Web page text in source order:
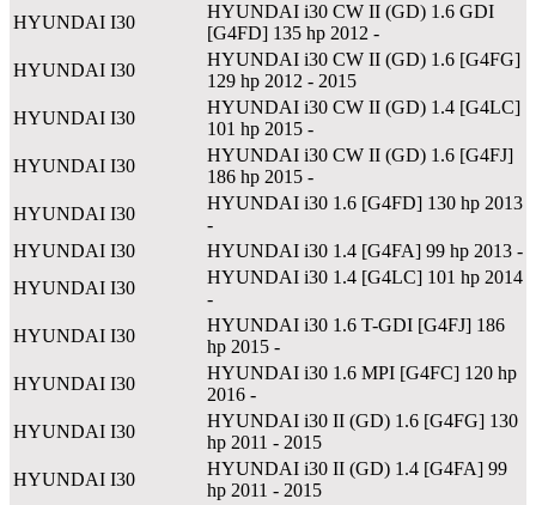
HYUNDAI I30
HYUNDAI i30 CW II (GD) 1.6 GDI
[G4FD] 135 hp 2012 -
HYUNDAI I30
HYUNDAI i30 CW II (GD) 1.6 [G4FG]
129 hp 2012 - 2015
HYUNDAI I30
HYUNDAI i30 CW II (GD) 1.4 [G4LC]
101 hp 2015 -
HYUNDAI I30
HYUNDAI i30 CW II (GD) 1.6 [G4FJ]
186 hp 2015 -
HYUNDAI I30
HYUNDAI i30 1.6 [G4FD] 130 hp 2013
-
HYUNDAI I30
HYUNDAI i30 1.4 [G4FA] 99 hp 2013 -
HYUNDAI I30
HYUNDAI i30 1.4 [G4LC] 101 hp 2014
-
HYUNDAI I30
HYUNDAI i30 1.6 T-GDI [G4FJ] 186
hp 2015 -
HYUNDAI I30
HYUNDAI i30 1.6 MPI [G4FC] 120 hp
2016 -
HYUNDAI I30
HYUNDAI i30 II (GD) 1.6 [G4FG] 130
hp 2011 - 2015
HYUNDAI I30
HYUNDAI i30 II (GD) 1.4 [G4FA] 99
hp 2011 - 2015